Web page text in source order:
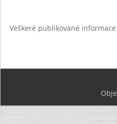
Veškeré publikované